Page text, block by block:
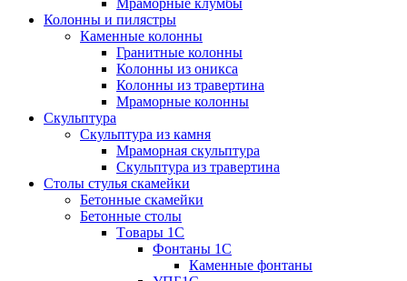
Мраморные клумбы
Колонны и пилястры
Каменные колонны
Гранитные колонны
Колонны из оникса
Колонны из травертина
Мраморные колонны
Скульптура
Скульптура из камня
Мраморная скульптура
Скульптура из травертина
Столы стулья скамейки
Бетонные скамейки
Бетонные столы
Tовары 1C
Фонтаны 1C
Каменные фонтаны